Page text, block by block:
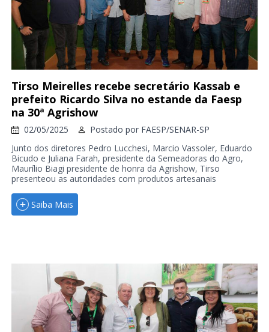
Tirso Meirelles recebe secretário Kassab e
prefeito Ricardo Silva no estande da Faesp
na 30ª Agrishow
02/05/2025 Postado por FAESP/SENAR-SP
Junto dos diretores Pedro Lucchesi, Marcio Vassoler, Eduardo
Bicudo e Juliana Farah, presidente da Semeadoras do Agro,
Maurílio Biagi presidente de honra da Agrishow, Tirso
presenteou as autoridades com produtos artesanais
Saiba Mais